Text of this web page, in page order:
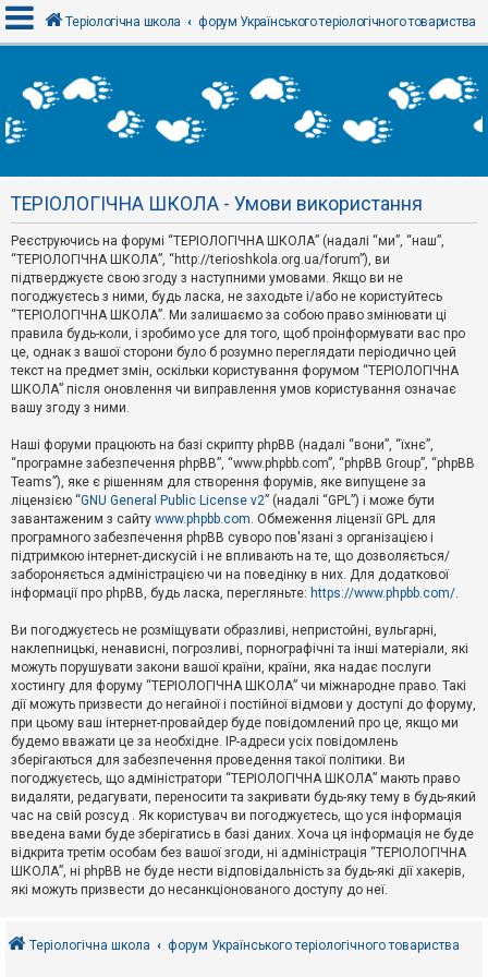
х
і
Р
є
с
т
р
а
ц
я
Т
м
и
б
е
з
в
і
д
п
о
в
д
й
А
к
т
и
в
н
т
е
м
и
о
Теріологічна школа форум Українського теріологічного товариства
ТЕРІОЛОГІЧНА ШКОЛА - Умови використання
Реєструючись на форумі “ТЕРІОЛОГІЧНА ШКОЛА” (надалі “ми”, “наш”,
“ТЕРІОЛОГІЧНА ШКОЛА”, “http://terioshkola.org.ua/forum”), ви
підтверджуєте свою згоду з наступними умовами. Якщо ви не
погоджуєтесь з ними, будь ласка, не заходьте і/або не користуйтесь
“ТЕРІОЛОГІЧНА ШКОЛА”. Ми залишаємо за собою право змінювати ці
правила будь-коли, і зробимо усе для того, щоб проінформувати вас про
це, однак з вашої сторони було б розумно переглядати періодично цей
текст на предмет змін, оскільки користування форумом “ТЕРІОЛОГІЧНА
ШКОЛА” після оновлення чи виправлення умов користування означає
вашу згоду з ними.
Наші форуми працюють на базі скрипту phpBB (надалі “вони”, “їхнє”,
“програмне забезпечення phpBB”, “www.phpbb.com”, “phpBB Group”, “phpBB
Teams”), яке є рішенням для створення форумів, яке випущене за
ліцензією “GNU General Public License v2” (надалі “GPL”) і може бути
завантаженим з сайту www.phpbb.com. Обмеження ліцензії GPL для
програмного забезпечення phpBB суворо пов'язані з організацією і
підтримкою інтернет-дискусій і не впливають на те, що дозволяється/
забороняється адміністрацією чи на поведінку в них. Для додаткової
інформації про phpBB, будь ласка, перегляньте: https://www.phpbb.com/.
Ви погоджуєтесь не розміщувати образливі, непристойні, вульгарні,
наклепницькі, ненависні, погрозливі, порнографічні та інші матеріали, які
можуть порушувати закони вашої країни, країни, яка надає послуги
хостингу для форуму “ТЕРІОЛОГІЧНА ШКОЛА” чи міжнародне право. Такі
дії можуть призвести до негайної і постійної відмови у доступі до форуму,
при цьому ваш інтернет-провайдер буде повідомлений про це, якщо ми
будемо вважати це за необхідне. IP-адреси усіх повідомлень
зберігаються для забезпечення проведення такої політики. Ви
погоджуєтесь, що адміністратори “ТЕРІОЛОГІЧНА ШКОЛА” мають право
видаляти, редагувати, переносити та закривати будь-яку тему в будь-який
час на свій розсуд . Як користувач ви погоджуєтесь, що уся інформація
введена вами буде зберігатись в базі даних. Хоча ця інформація не буде
відкрита третім особам без вашої згоди, ні адміністрація “ТЕРІОЛОГІЧНА
ШКОЛА”, ні phpBB не буде нести відповідальність за будь-які дії хакерів,
які можуть призвести до несанкціонованого доступу до неї.
Теріологічна школа форум Українського теріологічного товариства